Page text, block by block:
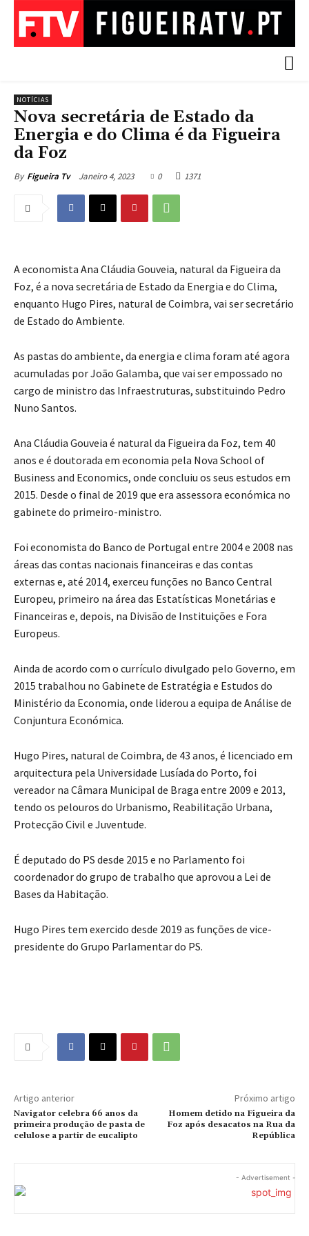
NOTÍCIAS
Nova secretária de Estado da
Energia e do Clima é da Figueira
da Foz
By Figueira Tv Janeiro 4, 2023 0 1371
A economista Ana Cláudia Gouveia, natural da Figueira da
Foz, é a nova secretária de Estado da Energia e do Clima,
enquanto Hugo Pires, natural de Coimbra, vai ser secretário
de Estado do Ambiente.
As pastas do ambiente, da energia e clima foram até agora
acumuladas por João Galamba, que vai ser empossado no
cargo de ministro das Infraestruturas, substituindo Pedro
Nuno Santos.
Ana Cláudia Gouveia é natural da Figueira da Foz, tem 40
anos e é doutorada em economia pela Nova School of
Business and Economics, onde concluiu os seus estudos em
2015. Desde o final de 2019 que era assessora económica no
gabinete do primeiro-ministro.
Foi economista do Banco de Portugal entre 2004 e 2008 nas
áreas das contas nacionais financeiras e das contas
externas e, até 2014, exerceu funções no Banco Central
Europeu, primeiro na área das Estatísticas Monetárias e
Financeiras e, depois, na Divisão de Instituições e Fora
Europeus.
Ainda de acordo com o currículo divulgado pelo Governo, em
2015 trabalhou no Gabinete de Estratégia e Estudos do
Ministério da Economia, onde liderou a equipa de Análise de
Conjuntura Económica.
Hugo Pires, natural de Coimbra, de 43 anos, é licenciado em
arquitectura pela Universidade Lusíada do Porto, foi
vereador na Câmara Municipal de Braga entre 2009 e 2013,
tendo os pelouros do Urbanismo, Reabilitação Urbana,
Protecção Civil e Juventude.
É deputado do PS desde 2015 e no Parlamento foi
coordenador do grupo de trabalho que aprovou a Lei de
Bases da Habitação.
Hugo Pires tem exercido desde 2019 as funções de vice-
presidente do Grupo Parlamentar do PS.
Artigo anterior
Navigator celebra 66 anos da
primeira produção de pasta de
celulose a partir de eucalipto
Próximo artigo
Homem detido na Figueira da
Foz após desacatos na Rua da
República
- Advertisement -